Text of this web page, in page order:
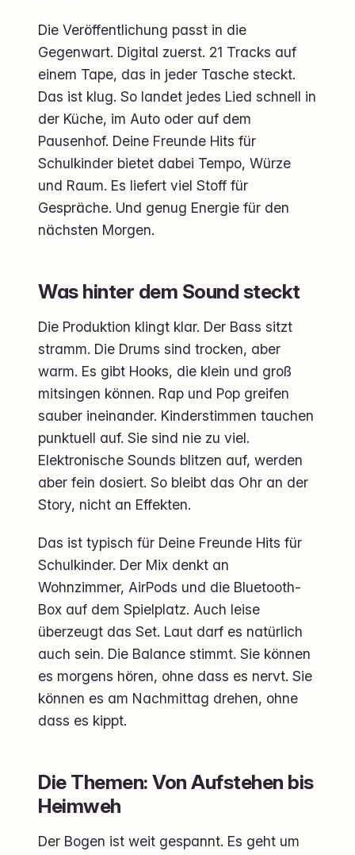
Die Veröffentlichung passt in die
Gegenwart. Digital zuerst. 21 Tracks auf
einem Tape, das in jeder Tasche steckt.
Das ist klug. So landet jedes Lied schnell in
der Küche, im Auto oder auf dem
Pausenhof. Deine Freunde Hits für
Schulkinder bietet dabei Tempo, Würze
und Raum. Es liefert viel Stoff für
Gespräche. Und genug Energie für den
nächsten Morgen.
Was hinter dem Sound steckt
Die Produktion klingt klar. Der Bass sitzt
stramm. Die Drums sind trocken, aber
warm. Es gibt Hooks, die klein und groß
mitsingen können. Rap und Pop greifen
sauber ineinander. Kinderstimmen tauchen
punktuell auf. Sie sind nie zu viel.
Elektronische Sounds blitzen auf, werden
aber fein dosiert. So bleibt das Ohr an der
Story, nicht an Effekten.
Das ist typisch für Deine Freunde Hits für
Schulkinder. Der Mix denkt an
Wohnzimmer, AirPods und die Bluetooth-
Box auf dem Spielplatz. Auch leise
überzeugt das Set. Laut darf es natürlich
auch sein. Die Balance stimmt. Sie können
es morgens hören, ohne dass es nervt. Sie
können es am Nachmittag drehen, ohne
dass es kippt.
Die Themen: Von Aufstehen bis
Heimweh
Der Bogen ist weit gespannt. Es geht um